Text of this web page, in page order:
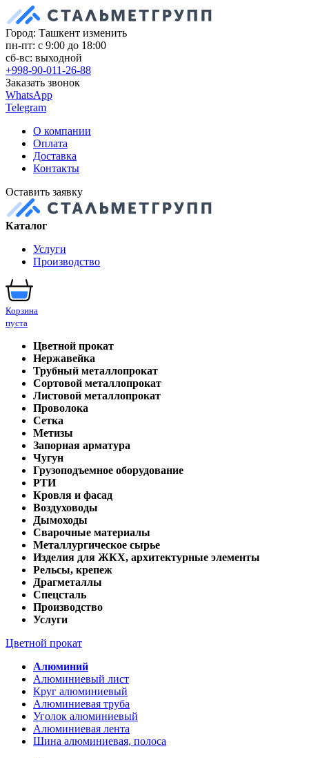
Город: Ташкент изменить
пн-пт: с 9:00 до 18:00
сб-вс: выходной
+998-90-011-26-88
Заказать звонок
WhatsApp
Telegram
О компании
Оплата
Доставка
Контакты
Оставить заявку
Каталог
Услуги
Производство
Корзина
пуста
Цветной прокат
Нержавейка
Трубный металлопрокат
Сортовой металлопрокат
Листовой металлопрокат
Проволока
Сетка
Метизы
Запорная арматура
Чугун
Грузоподъемное оборудование
РТИ
Кровля и фасад
Воздуховоды
Дымоходы
Сварочные материалы
Металлургическое сырье
Изделия для ЖКХ, архитектурные элементы
Рельсы, крепеж
Драгметаллы
Спецсталь
Производство
Услуги
Цветной прокат
Алюминий
Алюминиевый лист
Круг алюминиевый
Алюминиевая труба
Уголок алюминиевый
Алюминиевая лента
Шина алюминиевая, полоса